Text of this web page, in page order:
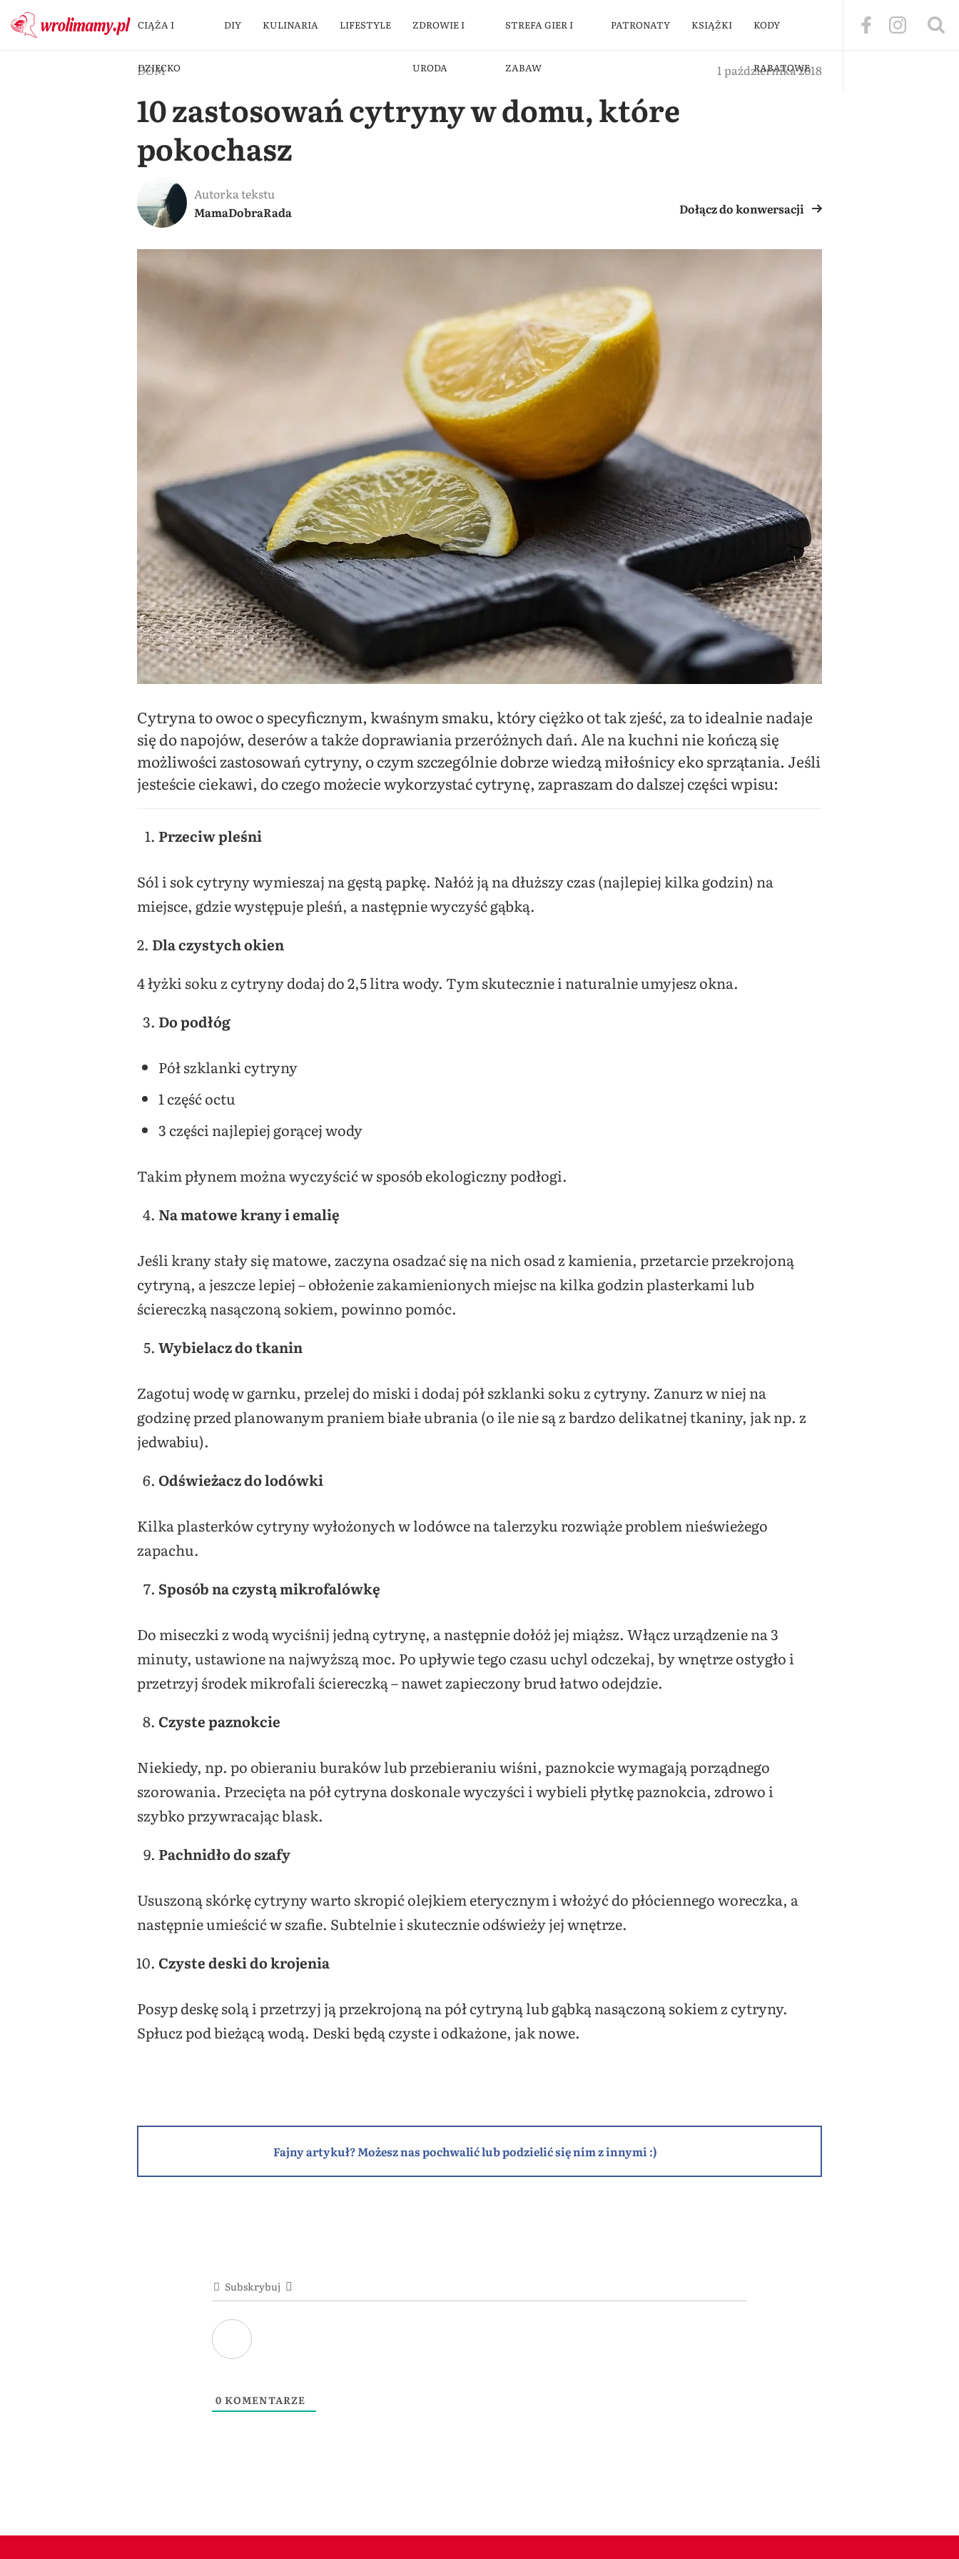
CIĄŻA I
DZIECKO
DIY KULINARIA LIFESTYLE ZDROWIE I
URODA
STREFA GIER I
ZABAW
PATRONATY KSIĄŻKI KODY
RABATOWE
DOM 1 października 2018
10 zastosowań cytryny w domu, które
pokochasz
Autorka tekstu
MamaDobraRada
Dołącz do konwersacji
Cytryna to owoc o specyficznym, kwaśnym smaku, który ciężko ot tak zjeść, za to idealnie nadaje
się do napojów, deserów a także doprawiania przeróżnych dań. Ale na kuchni nie kończą się
możliwości zastosowań cytryny, o czym szczególnie dobrze wiedzą miłośnicy eko sprzątania. Jeśli
jesteście ciekawi, do czego możecie wykorzystać cytrynę, zapraszam do dalszej części wpisu:
Przeciw pleśni
Sól i sok cytryny wymieszaj na gęstą papkę. Nałóż ją na dłuższy czas (najlepiej kilka godzin) na
miejsce, gdzie występuje pleśń, a następnie wyczyść gąbką.
2. Dla czystych okien
4 łyżki soku z cytryny dodaj do 2,5 litra wody. Tym skutecznie i naturalnie umyjesz okna.
Do podłóg
Pół szklanki cytryny
1 część octu
3 części najlepiej gorącej wody
Takim płynem można wyczyścić w sposób ekologiczny podłogi.
Na matowe krany i emalię
Jeśli krany stały się matowe, zaczyna osadzać się na nich osad z kamienia, przetarcie przekrojoną
cytryną, a jeszcze lepiej – obłożenie zakamienionych miejsc na kilka godzin plasterkami lub
ściereczką nasączoną sokiem, powinno pomóc.
Wybielacz do tkanin
Zagotuj wodę w garnku, przelej do miski i dodaj pół szklanki soku z cytryny. Zanurz w niej na
godzinę przed planowanym praniem białe ubrania (o ile nie są z bardzo delikatnej tkaniny, jak np. z
jedwabiu).
Odświeżacz do lodówki
Kilka plasterków cytryny wyłożonych w lodówce na talerzyku rozwiąże problem nieświeżego
zapachu.
Sposób na czystą mikrofalówkę
Do miseczki z wodą wyciśnij jedną cytrynę, a następnie dołóż jej miąższ. Włącz urządzenie na 3
minuty, ustawione na najwyższą moc. Po upływie tego czasu uchyl odczekaj, by wnętrze ostygło i
przetrzyj środek mikrofali ściereczką – nawet zapieczony brud łatwo odejdzie.
Czyste paznokcie
Niekiedy, np. po obieraniu buraków lub przebieraniu wiśni, paznokcie wymagają porządnego
szorowania. Przecięta na pół cytryna doskonale wyczyści i wybieli płytkę paznokcia, zdrowo i
szybko przywracając blask.
Pachnidło do szafy
Ususzoną skórkę cytryny warto skropić olejkiem eterycznym i włożyć do płóciennego woreczka, a
następnie umieścić w szafie. Subtelnie i skutecznie odświeży jej wnętrze.
Czyste deski do krojenia
Posyp deskę solą i przetrzyj ją przekrojoną na pół cytryną lub gąbką nasączoną sokiem z cytryny.
Spłucz pod bieżącą wodą. Deski będą czyste i odkażone, jak nowe.
Fajny artykuł? Możesz nas pochwalić lub podzielić się nim z innymi :)
Subskrybuj
0 KOMENTARZE